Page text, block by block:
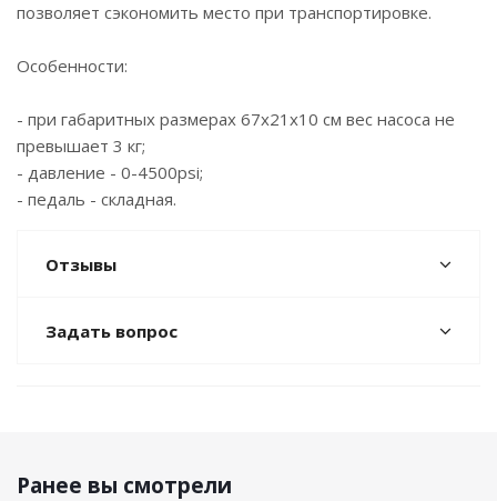
позволяет сэкономить место при транспортировке.
Особенности:
- при габаритных размерах 67х21х10 см вес насоса не
превышает 3 кг;
- давление - 0-4500psi;
- педаль - складная.
Отзывы
Задать вопрос
Ранее вы смотрели